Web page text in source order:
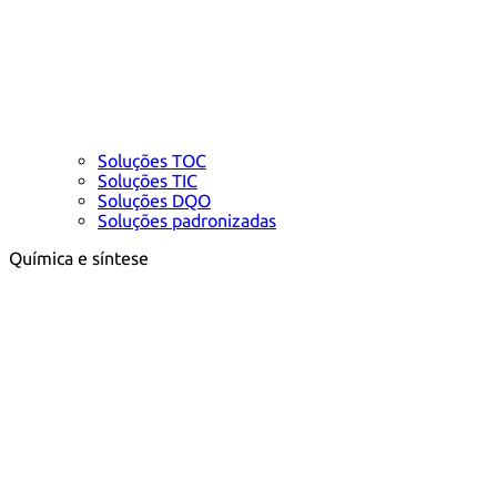
Soluções TOC
Soluções TIC
Soluções DQO
Soluções padronizadas
Química e síntese